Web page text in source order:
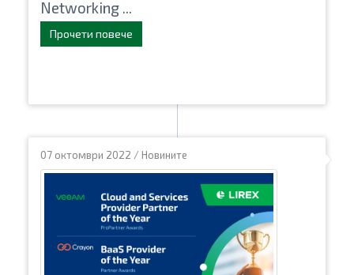
Networking ...
Прочети повече
07 октомври 2022 / Новините